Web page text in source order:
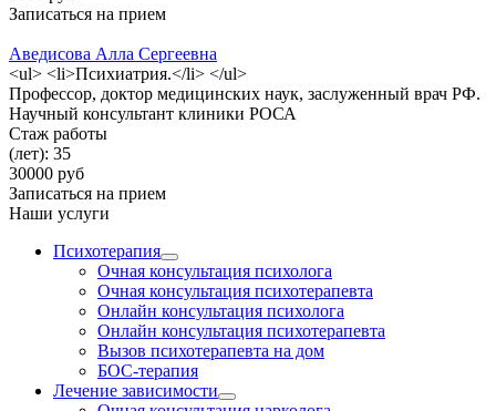
Записаться на прием
Аведисова Алла Сергеевна
<ul> <li>Психиатрия.</li> </ul>
Профессор, доктор медицинских наук, заслуженный врач РФ.
Научный консультант клиники РОСА
Стаж работы
(лет): 35
30000 руб
Записаться на прием
Наши услуги
Психотерапия
Очная консультация психолога
Очная консультация психотерапевта
Онлайн консультация психолога
Онлайн консультация психотерапевта
Вызов психотерапевта на дом
БОС-терапия
Лечение зависимости